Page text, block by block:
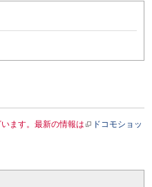
ます。最新の情報は
ドコモショッ